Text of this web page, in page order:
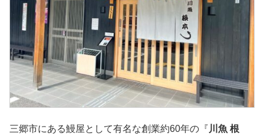
三郷市にある鰻屋として有名な創業約60年の『 川魚 根